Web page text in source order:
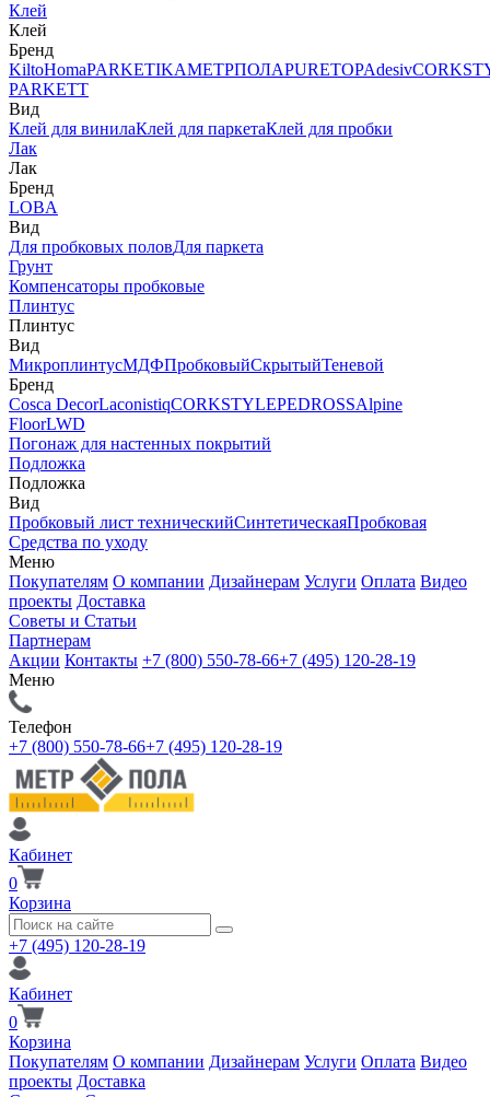
Клей
Клей
Бренд
KiltoHomaPARKETIKAМЕТРПОЛАPURETOPAdesiv
PARKETT
Вид
Клей для винилаКлей для паркетаКлей для пробки
Лак
Лак
Бренд
LOBA
Вид
Для пробковых половДля паркета
Грунт
Компенсаторы пробковые
Плинтус
Плинтус
Вид
МикроплинтусМДФПробковыйСкрытыйТеневой
Бренд
Cosca DecorLaconistiqCORKSTYLEPEDROSSAlpine
FloorLWD
Погонаж для настенных покрытий
Подложка
Подложка
Вид
Пробковый лист техническийСинтетическаяПробковая
Средства по уходу
Меню
Покупателям О компании Дизайнерам Услуги Оплата Видео
проекты Доставка
Советы и Статьи
Партнерам
Акции Контакты +7 (800) 550-78-66+7 (495) 120-28-19
Меню
Телефон
+7 (800) 550-78-66+7 (495) 120-28-19
Кабинет
0
Корзина
+7 (495) 120-28-19
Кабинет
0
Корзина
Покупателям О компании Дизайнерам Услуги Оплата Видео
проекты Доставка